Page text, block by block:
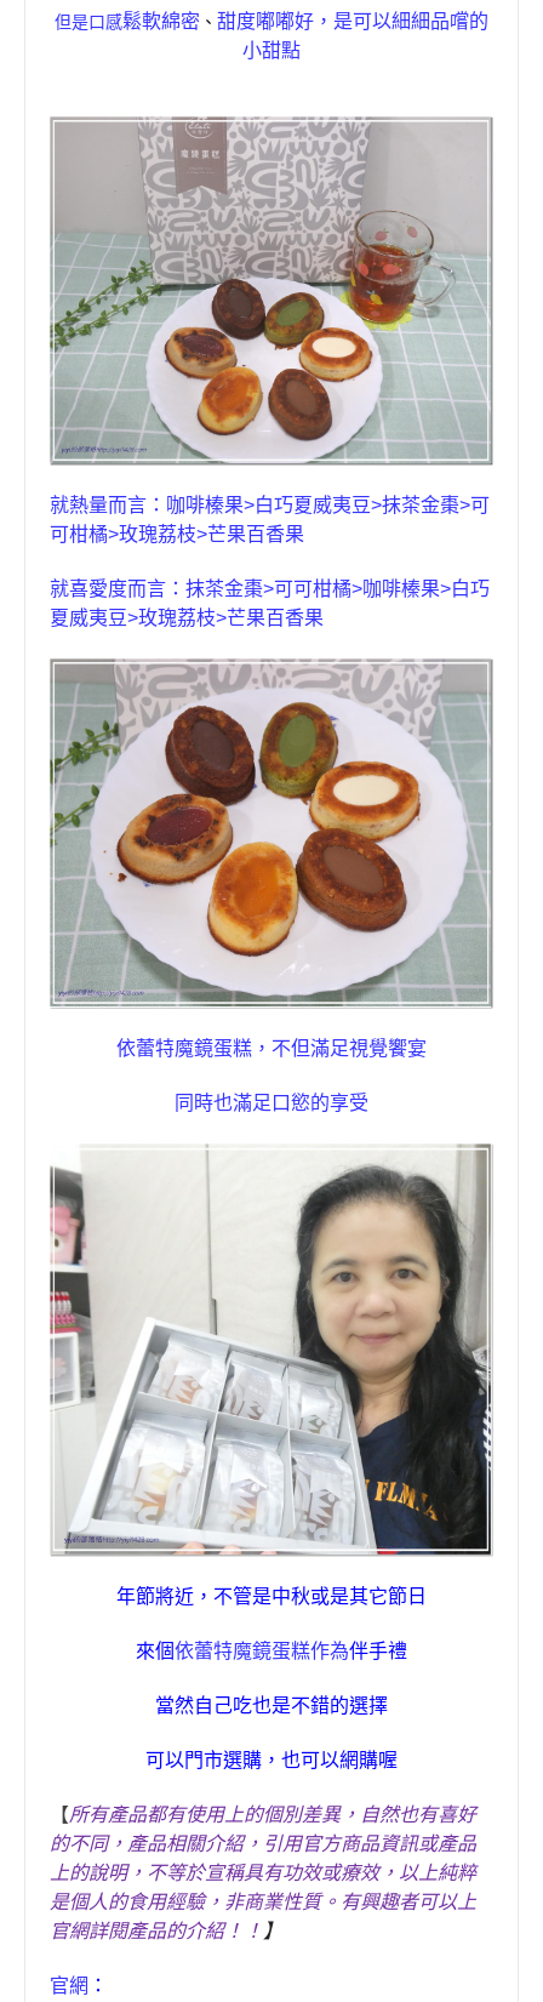
但是口感鬆軟綿密 、 甜度嘟嘟好，是可以細細品嚐的
小甜點
就熱量而言： 咖啡榛果>白巧夏威夷豆>抹茶金棗>可
可柑橘>玫瑰荔枝>芒果百香果
就喜愛度而言： 抹茶金棗>可可柑橘>咖啡榛果>白巧
夏威夷豆>玫瑰荔枝>芒果百香果
依蕾特魔鏡蛋糕 ，不但滿足視覺饗宴
同時也滿足口慾的享受
年節將近，不管是中秋或是其它節日
來個依蕾特魔鏡蛋糕作為伴手禮
當然自己吃也是不錯的選擇
可以門市選購，也可以網購喔
【所有產品都有使用上的個別差異，自然也有喜好
的不同，產品相關介紹，引用官方商品資訊或產品
上的說明，不等於宣稱具有功效或療效，以上純粹
是個人的食用經驗，非商業性質。 有興趣者可以上
官網詳閱產品的介紹！
！ 】
官網 ：